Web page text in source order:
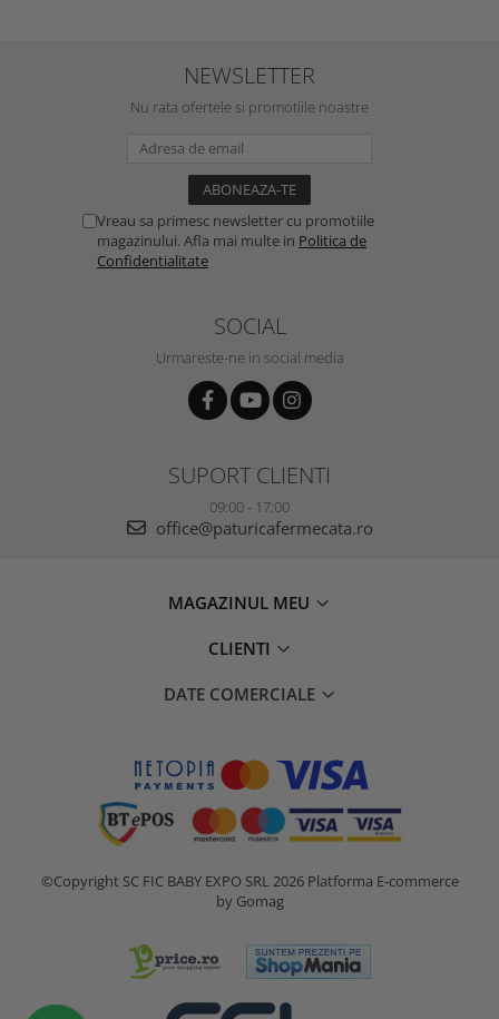
NEWSLETTER
Nu rata ofertele si promotiile noastre
Vreau sa primesc newsletter cu promotiile
magazinului. Afla mai multe in Politica de
Confidentialitate
SOCIAL
Urmareste-ne in social media
SUPORT CLIENTI
09:00 - 17:00
office@paturicafermecata.ro
MAGAZINUL MEU
CLIENTI
DATE COMERCIALE
©Copyright SC FIC BABY EXPO SRL 2026 Platforma E-commerce
by Gomag